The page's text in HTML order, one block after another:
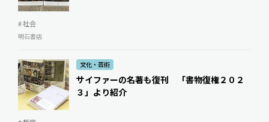
# 社会
明石書店
文化・芸術
サイファーの名著も復刊 「書物復権２０２
３」より紹介